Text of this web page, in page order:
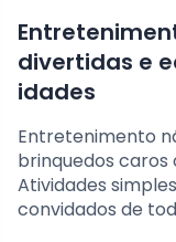
divertidas e
idades
Entretenimento
brinquedos
Atividades
convidados de